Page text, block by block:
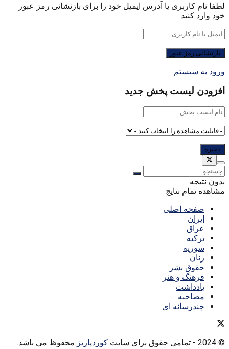
لطفا نام کاربری یا آدرس ایمیل خود را برای بازنشانی رمز عبور
خود وارد کنید.
ورود به سیستم
افزودن لیست پخش جدید
بدون نتیجه
مشاهده تمام نتایج
صفحه اصلی
ایران
عراق
ترکیه
سوریه
زنان
حقوق بشر
فرهنگ و هنر
یادداشت
مصاحبه
چندرسانه ای
© 2024 - تمامی حقوق برای سایت کوردپاریز محفوظ می باشد.